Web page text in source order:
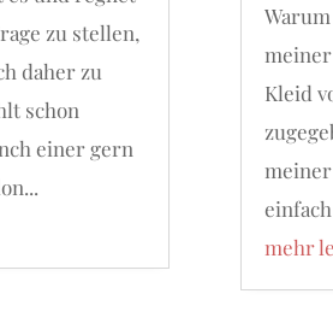
zu stellen,
daher zu
schon
einer gern
Kleid
mehr